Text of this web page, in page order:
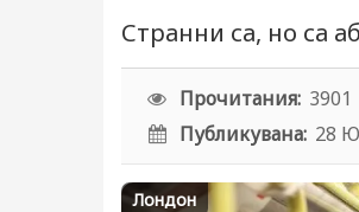
Странни са, но са
Прочитания: 3901
Публикувана: 28
Лондон